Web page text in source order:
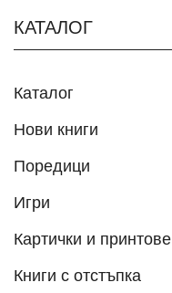
КАТАЛОГ
Каталог
Нови книги
Поредици
Игри
Картички и принтове
Книги с отстъпка